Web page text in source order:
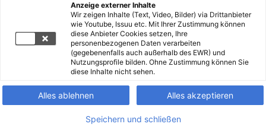
Anzeige externer Inhalte
Wir zeigen Inhalte (Text, Video, Bilder) via Drittanbieter
wie Youtube, Issuu etc. Mit Ihrer Zustimmung können
diese Anbieter Cookies setzen, Ihre
personenbezogenen Daten verarbeiten
(gegebenenfalls auch außerhalb des EWR) und
Nutzungsprofile bilden. Ohne Zustimmung können Sie
diese Inhalte nicht sehen.
Alles ablehnen Alles akzeptieren
Speichern und schließen